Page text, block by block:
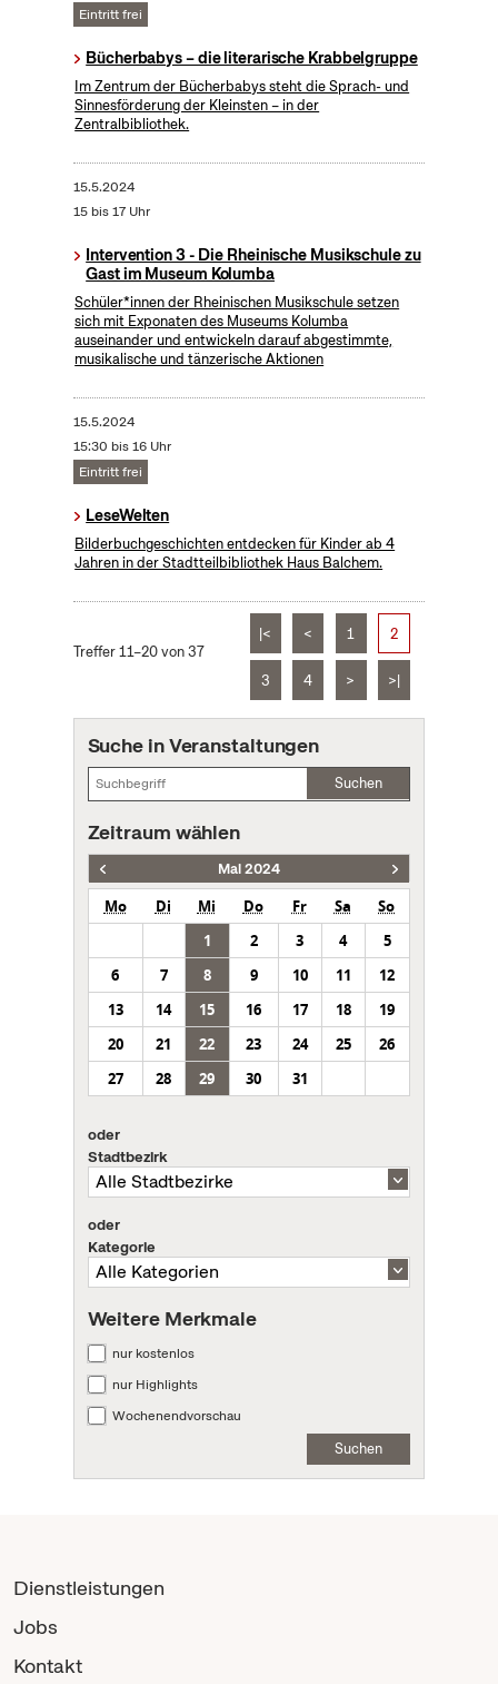
Eintritt frei
Bücherbabys – die literarische Krabbelgruppe
Im Zentrum der Bücherbabys steht die Sprach- und
Sinnesförderung der Kleinsten – in der
Zentralbibliothek.
15.5.2024
15 bis 17 Uhr
Intervention 3 - Die Rheinische Musikschule zu
Gast im Museum Kolumba
Schüler*innen der Rheinischen Musikschule setzen
sich mit Exponaten des Museums Kolumba
auseinander und entwickeln darauf abgestimmte,
musikalische und tänzerische Aktionen
15.5.2024
15:30 bis 16 Uhr
Eintritt frei
LeseWelten
Bilderbuchgeschichten entdecken für Kinder ab 4
Jahren in der Stadtteilbibliothek Haus Balchem.
Treffer 11–20 von 37
|< < 1 2
3 4 > >|
Suche in Veranstaltungen
Suchen
Zeitraum wählen
Mai 2024
Mo Di Mi Do Fr Sa
So
1
2 3 4
5
6
7 8 9 10 11
12
13
14 15 16 17 18
19
20
21 22 23 24 25
26
27
28 29 30 31
oder
Stadtbezirk
oder
Kategorie
Weitere Merkmale
nur kostenlos
nur Highlights
Wochenendvorschau
Suchen
Dienstleistungen
Jobs
Kontakt